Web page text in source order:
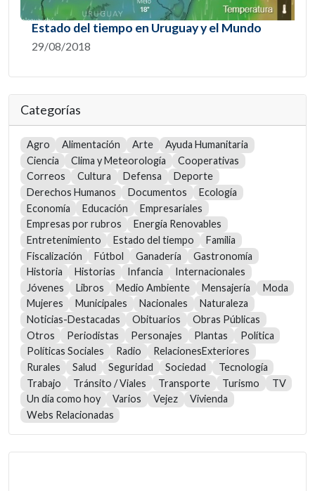
Estado del tiempo en Uruguay y el Mundo
29/08/2018
Categorías
Agro Alimentación Arte
Ayuda Humanitaria
Ciencia
Clima y Meteorología
Cooperativas
Correos
Cultura Defensa
Deporte
Derechos Humanos
Documentos
Ecología
Economía
Educación
Empresariales
Empresas por rubros
Energía Renovables
Entretenimiento
Estado del tiempo
Familia
Fiscalización
Fútbol Ganadería
Gastronomía
Historia
Historias Infancia
Internacionales
Jóvenes
Libros Medio Ambiente Mensajería
Moda
Mujeres
Municipales Nacionales
Naturaleza
Noticias-Destacadas
Obituarios
Obras Públicas
Otros
Periodistas Personajes Plantas
Política
Políticas Sociales
Radio
RelacionesExteriores
Rurales
Salud Seguridad Sociedad
Tecnología
Trabajo
Tránsito / Viales Transporte Turismo
TV
Un día como hoy
Varios Vejez
Vivienda
Webs Relacionadas